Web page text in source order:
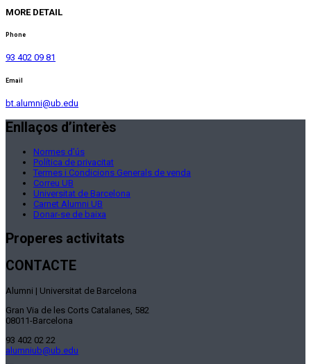
MORE DETAIL
Phone
93 402 09 81
Email
bt.alumni@ub.edu
Enllaços d’interès
Normes d’ús
Política de privacitat
Termes i Condicions Generals de venda
Correu UB
Universitat de Barcelona
Carnet Alumni UB
Donar-se de baixa
Properes activitats
CONTACTE
Alumni | Universitat de Barcelona
Gran Via de les Corts Catalanes, 582
08011-Barcelona
93 402 02 22
alumniub@ub.edu